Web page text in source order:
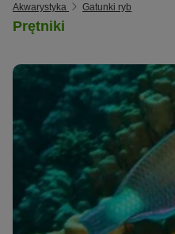
Akwarystyka Gatunki ryb
Prętniki